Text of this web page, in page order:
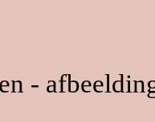
-